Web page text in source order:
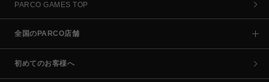
PARCO GAMES TOP
全国のPARCO店舗
初めてのお客様へ